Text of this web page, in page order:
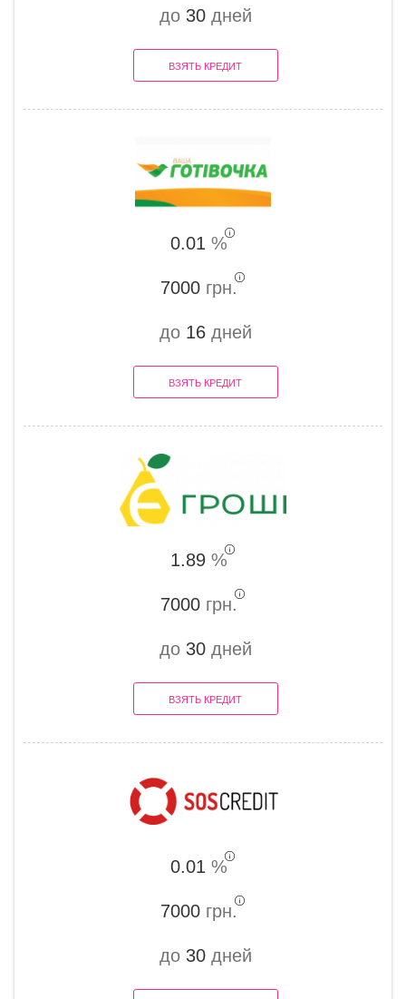
до 30дней
ВЗЯТЬ КРЕДИТ
0.01 %
7000грн.
до 16дней
ВЗЯТЬ КРЕДИТ
1.89%
7000грн.
до 30дней
ВЗЯТЬ КРЕДИТ
0.01 %
7000грн.
до 30дней